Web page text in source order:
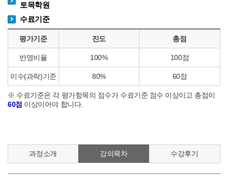
토목학원
수료기준
평가기준 진도 총점
반영비율 100% 100점
이수(과락)기준 80% 60점
※ 수료기준은 각 평가항목의 점수가 수료기준 점수 이상이고 총점이
60점 이상이어야 합니다.
과정소개 강의목차 수강후기